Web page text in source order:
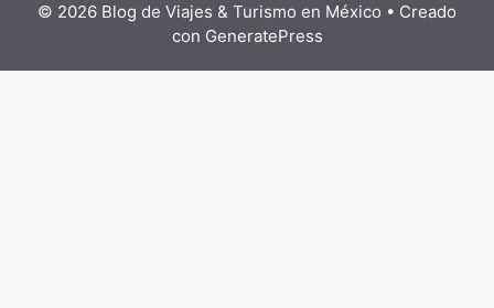
© 2026 Blog de Viajes & Turismo en México • Creado
con GeneratePress